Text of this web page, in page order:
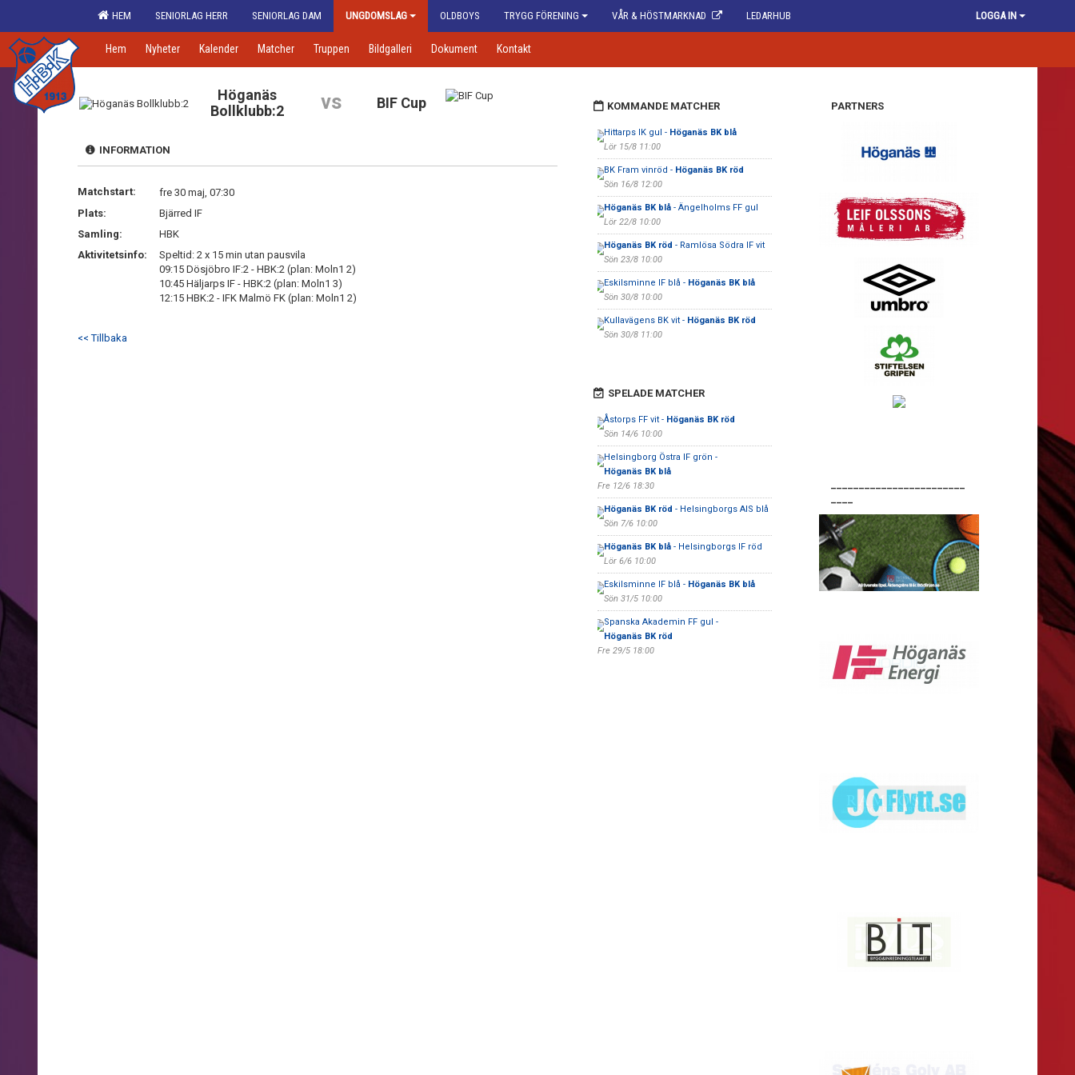
HEM SENIORLAG HERR SENIORLAG DAM UNGDOMSLAG OLDBOYS TRYGG FÖRENING VÅR & HÖSTMARKNAD LEDARHUB LOGGA IN
Hem Nyheter Kalender Matcher Truppen Bildgalleri Dokument Kontakt
Höganäs
Bollklubb:2
vs BIF Cup
INFORMATION
Matchstart:
fre 30 maj, 07:30
Plats:
Bjärred IF
Samling:
HBK
Aktivitetsinfo:
Speltid: 2 x 15 min utan pausvila
09:15 Dösjöbro IF:2 - HBK:2 (plan: Moln1 2)
10:45 Häljarps IF - HBK:2 (plan: Moln1 3)
12:15 HBK:2 - IFK Malmö FK (plan: Moln1 2)
<< Tillbaka
KOMMANDE MATCHER
Hittarps IK gul - Höganäs BK blå
Lör 15/8 11:00
BK Fram vinröd - Höganäs BK röd
Sön 16/8 12:00
Höganäs BK blå- Ängelholms FF gul
Lör 22/8 10:00
Höganäs BK röd - Ramlösa Södra IF vit
Sön 23/8 10:00
Eskilsminne IF blå - Höganäs BK blå
Sön 30/8 10:00
Kullavägens BK vit - Höganäs BK röd
Sön 30/8 11:00
SPELADE MATCHER
Åstorps FF vit - Höganäs BK röd
Sön 14/6 10:00
Helsingborg Östra IF grön -
Höganäs BK blå
Fre 12/6 18:30
Höganäs BK röd - Helsingborgs AIS blå
Sön 7/6 10:00
Höganäs BK blå- Helsingborgs IF röd
Lör 6/6 10:00
Eskilsminne IF blå - Höganäs BK blå
Sön 31/5 10:00
Spanska Akademin FF gul -
Höganäs BK röd
Fre 29/5 18:00
PARTNERS
________________________
____